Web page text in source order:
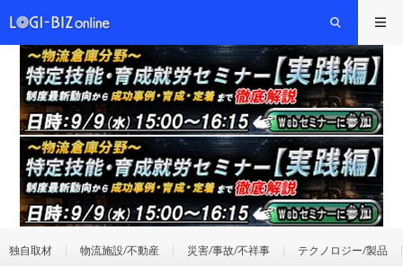
独自取材 物流施設/不動産 災害/事故/不祥事 テクノロジー/製品